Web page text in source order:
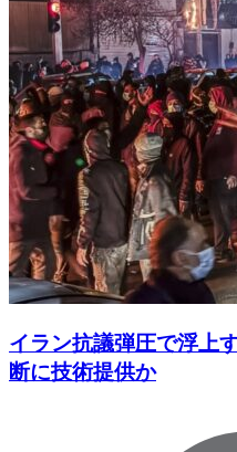
イラン抗議弾圧で浮上
断に技術提供か